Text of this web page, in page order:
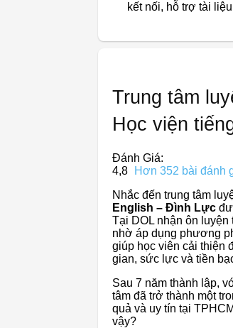
kết nối, hỗ trợ tài
Trung tâm
Học viện
Đánh Giá:
4,8
Hơn 352 bài đánh
Nhắc đến trung tâm
English – Đình Lực
Tại DOL nhận ôn luyện
nhờ áp dụng phương
giúp học viên cải thiện
gian, sức lực và tiền
Sau 7 năm thành lập,
tâm đã trở thành một
quả và uy tín tại
vậy?